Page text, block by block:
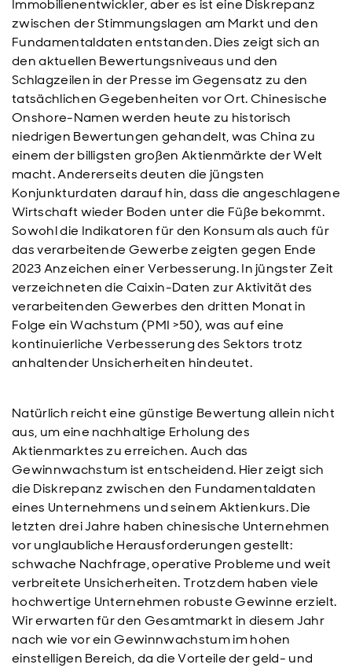
Immobilienentwickler, aber es ist eine Diskrepanz
zwischen der Stimmungslagen am Markt und den
Fundamentaldaten entstanden. Dies zeigt sich an
den aktuellen Bewertungsniveaus und den
Schlagzeilen in der Presse im Gegensatz zu den
tatsächlichen Gegebenheiten vor Ort. Chinesische
Onshore-Namen werden heute zu historisch
niedrigen Bewertungen gehandelt, was China zu
einem der billigsten großen Aktienmärkte der Welt
macht. Andererseits deuten die jüngsten
Konjunkturdaten darauf hin, dass die angeschlagene
Wirtschaft wieder Boden unter die Füße bekommt.
Sowohl die Indikatoren für den Konsum als auch für
das verarbeitende Gewerbe zeigten gegen Ende
2023 Anzeichen einer Verbesserung. In jüngster Zeit
verzeichneten die Caixin-Daten zur Aktivität des
verarbeitenden Gewerbes den dritten Monat in
Folge ein Wachstum (PMI >50), was auf eine
kontinuierliche Verbesserung des Sektors trotz
anhaltender Unsicherheiten hindeutet.
Natürlich reicht eine günstige Bewertung allein nicht
aus, um eine nachhaltige Erholung des
Aktienmarktes zu erreichen. Auch das
Gewinnwachstum ist entscheidend. Hier zeigt sich
die Diskrepanz zwischen den Fundamentaldaten
eines Unternehmens und seinem Aktienkurs. Die
letzten drei Jahre haben chinesische Unternehmen
vor unglaubliche Herausforderungen gestellt:
schwache Nachfrage, operative Probleme und weit
verbreitete Unsicherheiten. Trotzdem haben viele
hochwertige Unternehmen robuste Gewinne erzielt.
Wir erwarten für den Gesamtmarkt in diesem Jahr
nach wie vor ein Gewinnwachstum im hohen
einstelligen Bereich, da die Vorteile der geld- und